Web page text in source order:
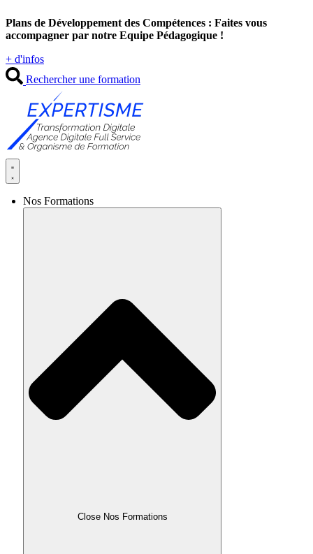
au
contenu
Plans de Développement des Compétences : Faites vous
accompagner par notre Equipe Pédagogique !
+ d'infos
Rechercher une formation
Nos Formations
Close Nos Formations